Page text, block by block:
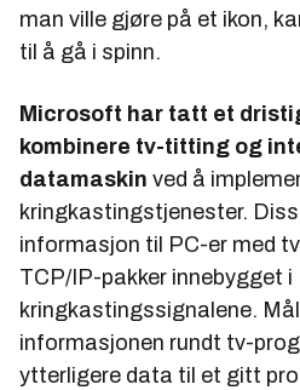
man ville gjøre på et ikon,
til å gå i spinn.
Microsoft har tatt et
kombinere tv-titting og
datamaskin ved å
kringkastingstjenester.
informasjon til PC-er med
TCP/IP-pakker innebygget i
kringkastingssignalene.
informasjonen rundt tv-
ytterligere data til et gitt